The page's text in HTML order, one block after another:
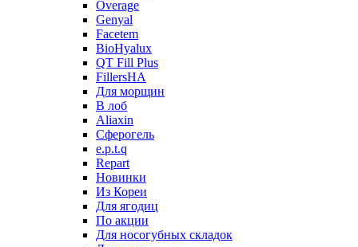
Overage
Genyal
Facetem
BioHyalux
QT Fill Plus
FillersHA
Для морщин
В лоб
Aliaxin
Сферогель
e.p.t.q
Repart
Новинки
Из Кореи
Для ягодиц
По акции
Для носогубных складок